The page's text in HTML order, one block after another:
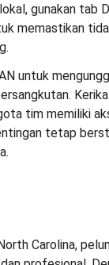
gunakan tab
memastikan
untuk
tim memiliki
tetap
Carolina,